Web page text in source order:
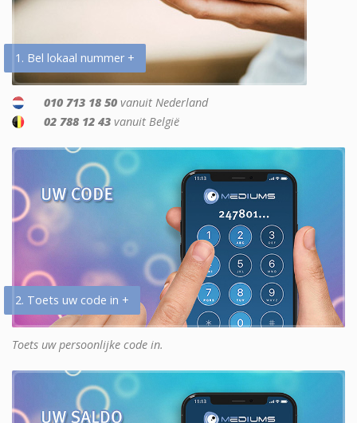
1. Bel lokaal nummer +
010 713 18 50 vanuit Nederland
02 788 12 43 vanuit België
2. Toets uw code in +
Toets uw persoonlijke code in.